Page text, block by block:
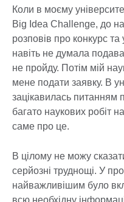
Коли в моєму
Big Idea Challenge, до
розповів про конкурс та
навіть не думала
не пройду. Потім мій
мене подати заявку. В
зацікавилась питанням
багато наукових робіт
саме про це.
В цілому не можу
серйозні труднощі. У
найважливішим було